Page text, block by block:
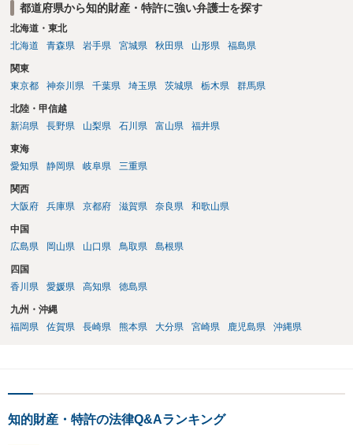
みが使用できるのか、ベンダーが他の顧客にも同様の機能を提供でき
るのか、といった点は契約によって調整されるのが一般的です。 ま
た、契約で特別の定めを設けることにより、追加機能の著作権を利用
使用権を認めるといった整理をすることも可能です。 したがって、費
用負担のみをもって著作権の帰属が決まるものではなく、著作物を創
作した主体と、当事者間の契約内容によって決まると考えられます。
都道府県から知的財産・特許に強い弁護士を探す
北海道・東北
北海道
青森県 岩手県 宮城県 秋田県 山形県 福島県
関東
東京都
神奈川県 千葉県 埼玉県 茨城県 栃木県 群馬県
北陸・甲信越
新潟県
長野県 山梨県 石川県 富山県 福井県
東海
愛知県
静岡県 岐阜県 三重県
関西
大阪府
兵庫県 京都府 滋賀県 奈良県 和歌山県
中国
広島県
岡山県 山口県 鳥取県 島根県
四国
香川県
愛媛県 高知県 徳島県
九州・沖縄
福岡県
佐賀県 長崎県 熊本県 大分県 宮崎県 鹿児島県 沖縄県
知的財産・特許の法律Q&Aランキング